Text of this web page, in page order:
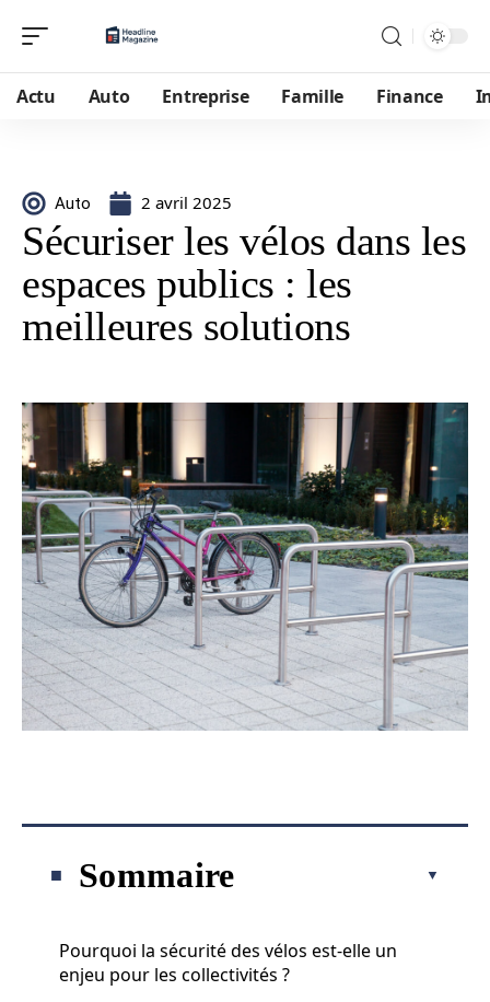
Actu Auto Entreprise Famille Finance
Auto 2 avril 2025
Sécuriser les vélos dans les
espaces publics : les
meilleures solutions
Sommaire
Pourquoi la sécurité des vélos est-elle un
enjeu pour les collectivités ?